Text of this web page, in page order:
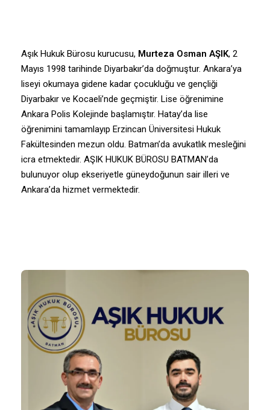
Aşık Hukuk Bürosu kurucusu, Murteza Osman AŞIK, 2
Mayıs 1998 tarihinde Diyarbakır’da doğmuştur. Ankara’ya
liseyi okumaya gidene kadar çocukluğu ve gençliği
Diyarbakır ve Kocaeli’nde geçmiştir. Lise öğrenimine
Ankara Polis Kolejinde başlamıştır. Hatay’da lise
öğrenimini tamamlayıp Erzincan Üniversitesi Hukuk
Fakültesinden mezun oldu. Batman’da avukatlık mesleğini
icra etmektedir. AŞIK HUKUK BÜROSU BATMAN’da
bulunuyor olup ekseriyetle güneydoğunun sair illeri ve
Ankara’da hizmet vermektedir.